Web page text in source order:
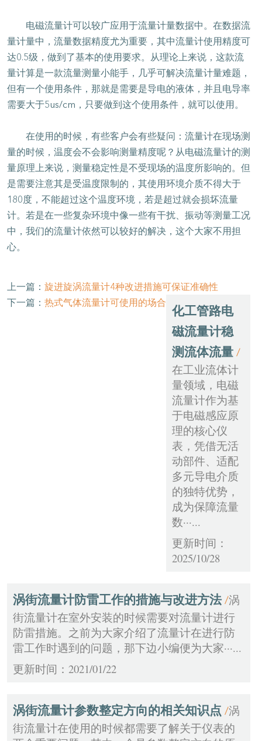
电磁流量计可以较广应用于流量计量数据中。在数据流
量计量中，流量数据精度尤为重要，其中流量计使用精度可
达0.5级，做到了基本的使用要求。从理论上来说，这款流
量计算是一款流量测量小能手，几乎可解决流量计量难题，
但有一个使用条件，那就是需要是导电的液体，并且电导率
需要大于5us/cm，只要做到这个使用条件，就可以使用。
在使用的时候，有些客户会有些疑问：流量计在现场测
量的时候，温度会不会影响测量精度呢？从电磁流量计的测
量原理上来说，测量稳定性是不受现场的温度所影响的。但
是需要注意其是受温度限制的，其使用环境介质不得大于
180度，不能超过这个温度环境，若是超过就会损坏流量
计。若是在一些复杂环境中像一些有干扰、振动等测量工况
中，我们的流量计依然可以较好的解决，这个大家不用担
心。
上一篇： 旋进旋涡流量计4种改进措施可保证准确性
下一篇： 热式气体流量计可使用的场合 化工管路电
磁流量计稳
测流体流量 /
在工业流体计
量领域，电磁
流量计作为基
于电磁感应原
理的核心仪
表，凭借无活
动部件、适配
多元导电介质
的独特优势，
成为保障流量
数···...
更新时间：
2025/10/28
涡街流量计防雷工作的措施与改进方法 /涡
街流量计在室外安装的时候需要对流量计进行
防雷措施。之前为大家介绍了流量计在进行防
雷工作时遇到的问题，那下边小编便为大家···...
更新时间：2021/01/22
涡街流量计参数整定方向的相关知识点 /涡
街流量计在使用的时候都需要了解关于仪表的